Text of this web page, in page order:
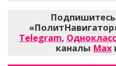
Telegram,
каналы Max